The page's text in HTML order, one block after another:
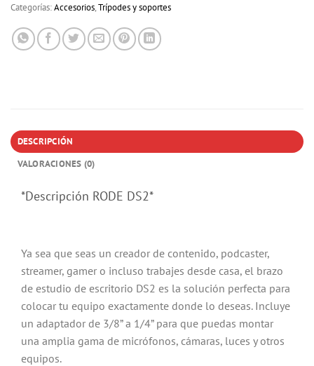
Categorías:Accesorios,Trípodes y soportes
DESCRIPCIÓN
VALORACIONES (0)
*Descripción RODE DS2*
Ya sea que seas un creador de contenido, podcaster,
streamer, gamer o incluso trabajes desde casa, el brazo
de estudio de escritorio DS2 es la solución perfecta para
colocar tu equipo exactamente donde lo deseas. Incluye
un adaptador de 3/8” a 1/4” para que puedas montar
una amplia gama de micrófonos, cámaras, luces y otros
equipos.